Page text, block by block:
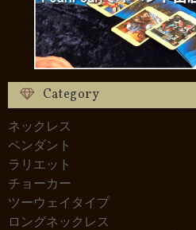
Category
ネックレス
ペンダント
ラリエット
チョーカー
ツーウェイタイプ
ロングネックレス